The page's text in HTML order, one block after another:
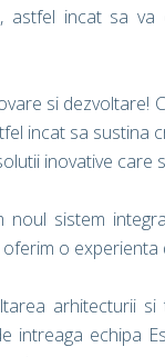
astfel incat sa
si dezvoltare!
incat sa sustina
inovative care
noul sistem
o
arhitecturii
intreaga echipa